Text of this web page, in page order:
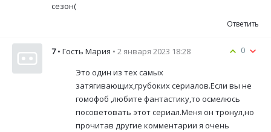
сезон(
Ответить
0
7 • Гость Мария • 2 января 2023 18:28
Это один из тех самых
затягивающих,грубоких сериалов.Если вы не
гомофоб ,любите фантастику,то осмелюсь
посоветовать этот сериал.Меня он тронул,но
прочитав другие комментарии я очень